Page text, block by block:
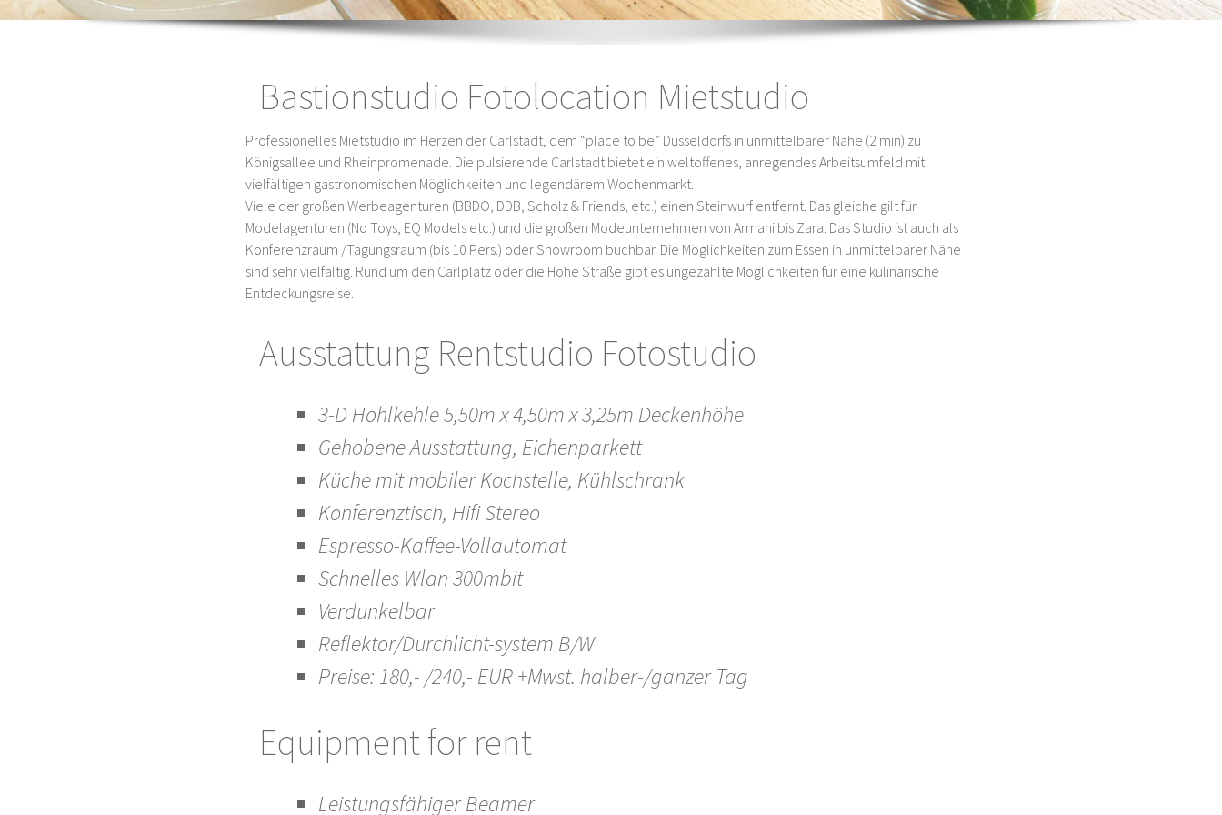
Bastionstudio Fotolocation Mietstudio
Professionelles Mietstudio im Herzen der Carlstadt, dem “place to be” Düsseldorfs in unmittelbarer Nähe (2 min) zu
Königsallee und Rheinpromenade. Die pulsierende Carlstadt bietet ein weltoffenes, anregendes Arbeitsumfeld mit
vielfältigen gastronomischen Möglichkeiten und legendärem Wochenmarkt.
Viele der großen Werbeagenturen (BBDO, DDB, Scholz & Friends, etc.) einen Steinwurf entfernt. Das gleiche gilt für
Modelagenturen (No Toys, EQ Models etc.) und die großen Modeunternehmen von Armani bis Zara. Das Studio ist auch als
Konferenzraum /Tagungsraum (bis 10 Pers.) oder Showroom buchbar. Die Möglichkeiten zum Essen in unmittelbarer Nähe
sind sehr vielfältig. Rund um den Carlplatz oder die Hohe Straße gibt es ungezählte Möglichkeiten für eine kulinarische
Entdeckungsreise.
Ausstattung Rentstudio Fotostudio
3-D Hohlkehle 5,50m x 4,50m x 3,25m Deckenhöhe
Gehobene Ausstattung, Eichenparkett
Küche mit mobiler Kochstelle, Kühlschrank
Konferenztisch, Hifi Stereo
Espresso-Kaffee-Vollautomat
Schnelles Wlan 300mbit
Verdunkelbar
Reflektor/Durchlicht-system B/W
Preise: 180,- /240,- EUR +Mwst. halber-/ganzer Tag
Equipment for rent
Leistungsfähiger Beamer